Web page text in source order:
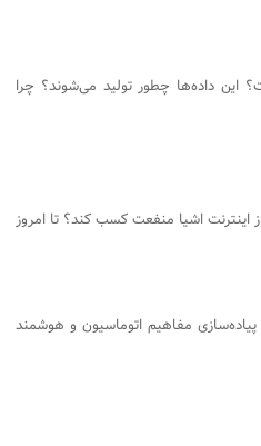
این داده‌ها چطور تولید می‌شوند؟ چرا
اینترنت اشیا منفعت کسب کند؟ تا امروز
پیاده‌سازی مفاهیم اتوماسیون و هوشمند